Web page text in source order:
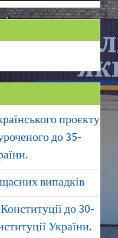
проєкту
до 35-
випадків
до 30-
України.